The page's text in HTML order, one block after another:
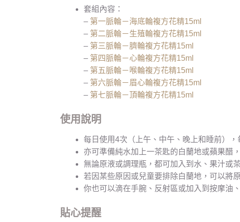
套組內容：
– 第一脈輪－海底輪複方花精15ml
– 第二脈輪－生殖輪複方花精15ml
– 第三脈輪－臍輪複方花精15ml
– 第四脈輪－心輪複方花精15ml
– 第五脈輪－喉輪複方花精15ml
– 第六脈輪－眉心輪複方花精15ml
– 第七脈輪－頂輪複方花精15ml
使用說明
每日使用4次（上午、中午、晚上和睡前），
亦可準備純水加上一茶匙的白蘭地或蘋果醋
無論原液或調理瓶，都可加入到水、果汁或
若因某些原因或兒童要排除白蘭地，可以將
你也可以滴在手腕、反射區或加入到按摩油
貼心提醒